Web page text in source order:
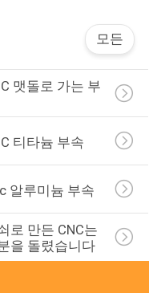
모든
맷돌로 가는 부
티타늄 부속
알루미늄 부속
로 만든 CNC는
을 돌렸습니다